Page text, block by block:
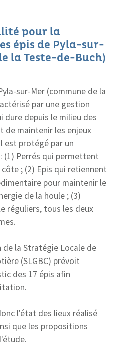
pour la
épis de Pyla-sur-
la Teste-de-Buch)
sur-Mer (commune de la
par une gestion
depuis le milieu des
de maintenir les enjeux
est protégé par un
Perrés qui permettent
; (2) Epis qui retiennent
pour maintenir le
de la houle ; (3)
réguliers, tous les deux
la Stratégie Locale de
(SLGBC) prévoit
des 17 épis afin
l'état des lieux réalisé
que les propositions